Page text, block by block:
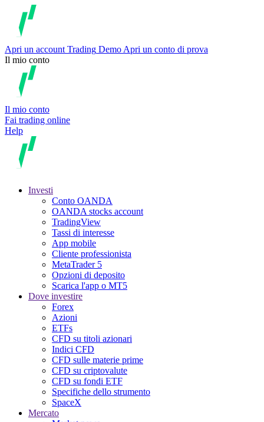
Apri un account Trading Demo Apri un conto di prova
Il mio conto
Il mio conto
Fai trading online
Help
Investi
Conto OANDA
OANDA stocks account
TradingView
Tassi di interesse
App mobile
Cliente professionista
MetaTrader 5
Opzioni di deposito
Scarica l'app o MT5
Dove investire
Forex
Azioni
ETFs
CFD su titoli azionari
Indici CFD
CFD sulle materie prime
CFD su criptovalute
CFD su fondi ETF
Specifiche dello strumento
SpaceX
Mercato